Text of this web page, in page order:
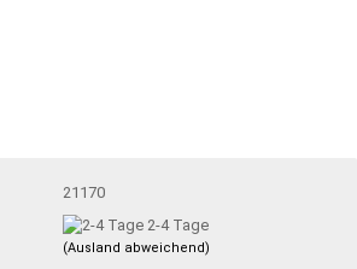
21170
2-4 Tage
(Ausland abweichend)